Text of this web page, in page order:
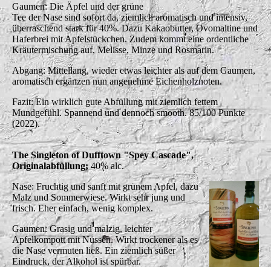
Gaumen: Die Äpfel und der grüne
Tee der Nase sind sofort da, ziemlich aromatisch und intensiv,
überraschend stark für 40%. Dazu Kakaobutter, Ovomaltine und
Haferbrei mit Apfelstückchen. Zudem kommt eine ordentliche
Kräutermischung auf, Melisse, Minze und Rosmarin.
Abgang: Mittellang, wieder etwas leichter als auf dem Gaumen,
aromatisch ergänzen nun angenehme Eichenholznoten.
Fazit: Ein wirklich gute Abfüllung mit ziemlich fettem
Mundgefühl. Spannend und dennoch smooth. 85/100 Punkte
(2022).
The Singleton of Dufftown "Spey Cascade",
Originalabfüllung;40% alc.
Nase: Fruchtig und sanft mit grünem Apfel, dazu
Malz und Sommerwiese. Wirkt sehr jung und
frisch. Eher einfach, wenig komplex.
Gaumen: Grasig und malzig, leichter
Apfelkompott mit Nüssen. Wirkt trockener als es
die Nase vermuten ließ. Ein ziemlich süßer
Eindruck, der Alkohol ist spürbar.